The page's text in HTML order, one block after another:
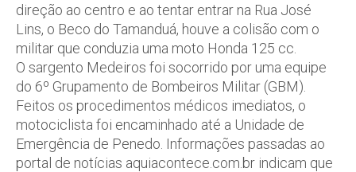
direção ao centro e ao tentar entrar na Rua José
Lins, o Beco do Tamanduá, houve a colisão com o
militar que conduzia uma moto Honda 125 cc.
O sargento Medeiros foi socorrido por uma equipe
do 6º Grupamento de Bombeiros Militar (GBM).
Feitos os procedimentos médicos imediatos, o
motociclista foi encaminhado até a Unidade de
Emergência de Penedo. Informações passadas ao
portal de notícias aquiacontece.com.br indicam que